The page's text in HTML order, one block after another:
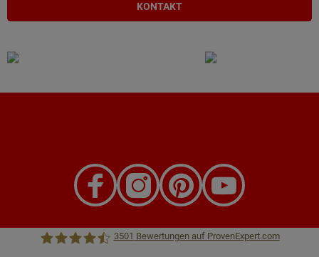
KONTAKT
3501 Bewertungen auf ProvenExpert.com